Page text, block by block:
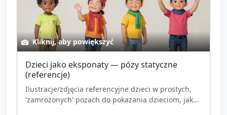
Kliknij, aby powiększyć
Dzieci jako eksponaty — pózy statyczne
(referencje)
Ilustracje/zdjęcia referencyjne dzieci w prostych,
'zamrożonych' pozach do pokazania dzieciom, jak...